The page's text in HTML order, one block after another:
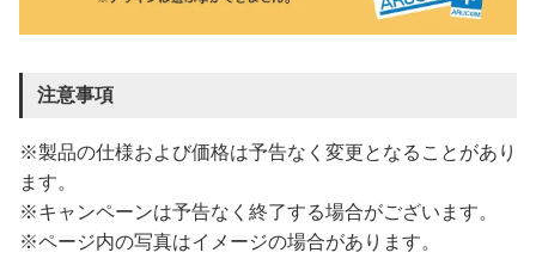
注意事項
※製品の仕様および価格は予告なく変更となることがあり
ます。
※キャンペーンは予告なく終了する場合がございます。
※ページ内の写真はイメージの場合があります。